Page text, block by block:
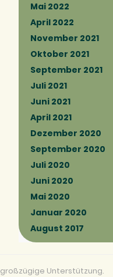
Mai 2022
April 2022
November 2021
Oktober 2021
September 2021
Juli 2021
Juni 2021
April 2021
Dezember 2020
September 2020
Juli 2020
Juni 2020
Mai 2020
Januar 2020
August 2017
Unterstützung.